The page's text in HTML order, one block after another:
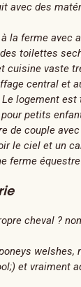
avec des
la ferme avec
toilettes
cuisine vaste
central et
logement
petits
de couple
le ciel et un
ferme
cheval ? non
et vraiment